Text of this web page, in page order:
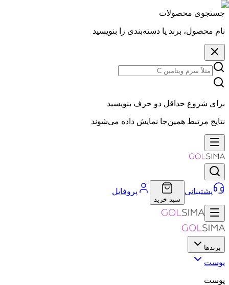
جستجوی محصولات
نام محصول، برند یا دسته‌بندی را بنویسید
برای شروع حداقل دو حرف بنویسید
نتایج مرتبط همین‌جا نمایش داده می‌شوند
پشتیبانی
سبد خرید
پروفایل
برندها
پوست
پوست